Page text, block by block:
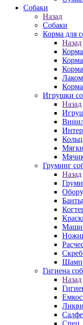
Собаки
Назад
Собаки
Корма для
Назад
Игрушки
Назад
Груминг
Назад
Гигиена
Назад
Спец.